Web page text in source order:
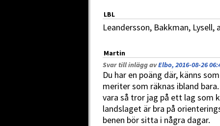
LBL
Leandersson, Bakkman,
Martin
Svar till inlägg avElbo, 2016-08-26
Du har en poäng där, känns
meriter som räknas ibland
vara så tror jag på ett lag som
landslaget är bra på
benen bör sitta i några dagar.